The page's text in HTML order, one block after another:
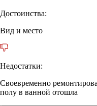
Достоинства:
Вид и место
Недостатки:
Своевременно
полу в ванной отошла